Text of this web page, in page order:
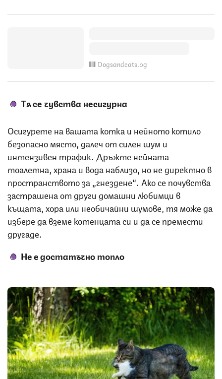
Dogsandcats.bg
Тя се чувства несигурна
Осигурете на вашата котка и нейното котило
безопасно място, далеч от силен шум и
интензивен трафик. Дръжте нейната
тоалетна, храна и вода наблизо, но не директно в
пространството за „гнездене“. Ако се почувства
застрашена от други домашни любимци в
къщата, хора или необичайни шумове, тя може да
избере да вземе котенцата си и да се премести
другаде.
Не е достатъчно топло